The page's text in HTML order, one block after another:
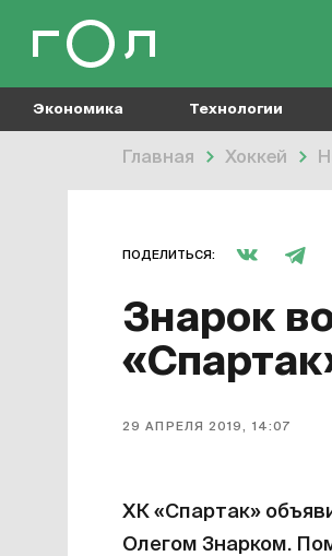
Экономика Технологии
Главная Хоккей
ПОДЕЛИТЬСЯ:
Знарок
29 АПРЕЛЯ 2019, 14:07
ХК «Спартак»
Олегом Знарком.